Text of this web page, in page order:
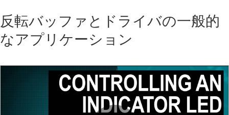
反転バッファとドライバの一般的
なアプリケーション